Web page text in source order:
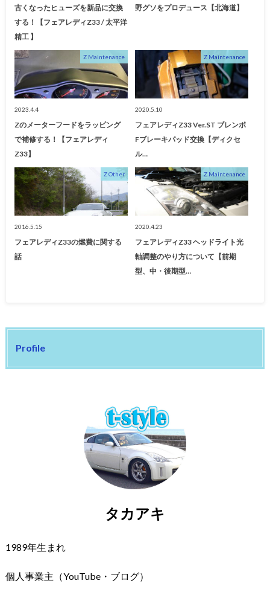
古くなったヒューズを新品に交換
する！【フェアレディZ33 / 太平洋
精工 】
野グソをプロデュース【北海道】
Z Maintenance
2023.4.4
Zのメーターフードをラッピング
で補修する！【フェアレディ
Z33】
Z Maintenance
2020.5.10
フェアレディZ33 Ver.ST ブレンボ
Fブレーキパッド交換【ディクセ
ル…
Z Other
2016.5.15
フェアレディZ33の燃費に関する
話
Z Maintenance
2020.4.23
フェアレディZ33 ヘッドライト光
軸調整のやり方について【前期
型、中・後期型…
Profile
タカアキ
1989年生まれ
個人事業主（YouTube・ブログ）